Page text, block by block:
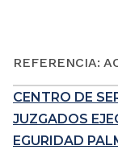
REFERENCIA:
CENTRO DE
JUZGADOS
EGURIDAD